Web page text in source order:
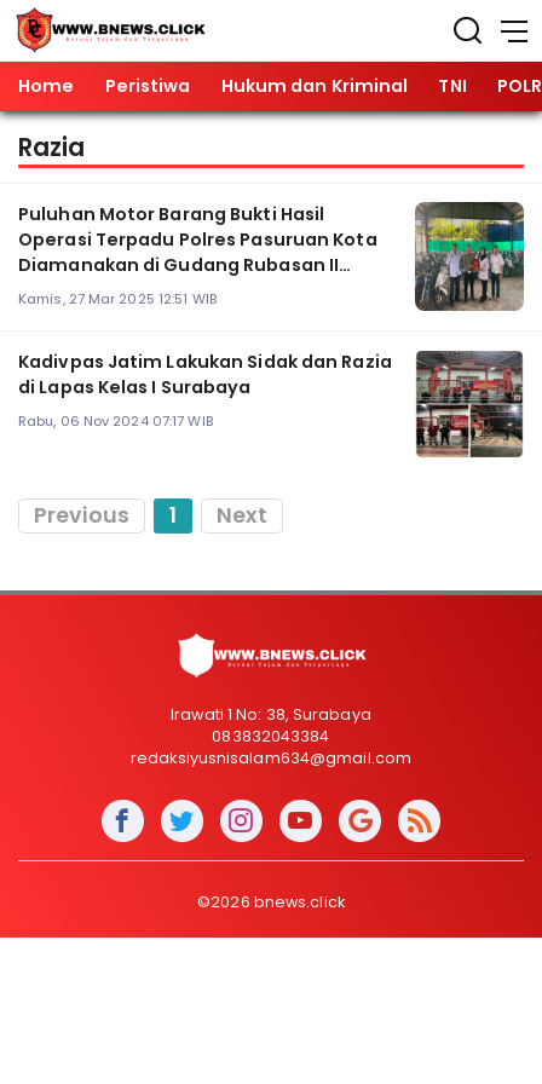
Home Peristiwa Hukum dan Kriminal TNI
Razia
Puluhan Motor Barang Bukti Hasil
Operasi Terpadu Polres Pasuruan Kota
Diamanakan di Gudang Rubasan II
Jatim
Kamis, 27 Mar 2025 12:51 WIB
Kadivpas Jatim Lakukan Sidak dan Razia
di Lapas Kelas I Surabaya
Rabu, 06 Nov 2024 07:17 WIB
Previous 1 Next
Irawati 1 No: 38, Surabaya
083832043384
redaksiyusnisalam634@gmail.com
©2026 bnews.click